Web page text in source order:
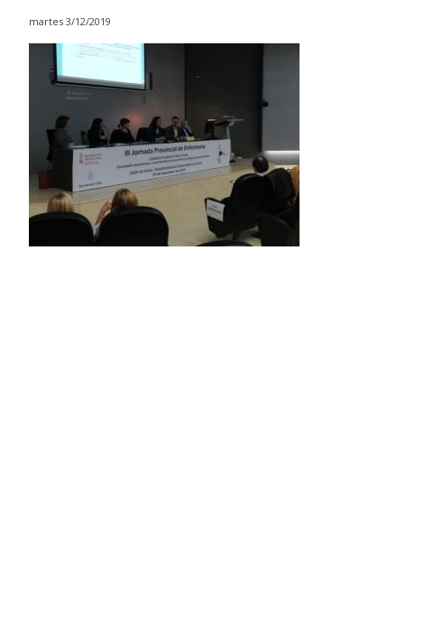
martes 3/12/2019